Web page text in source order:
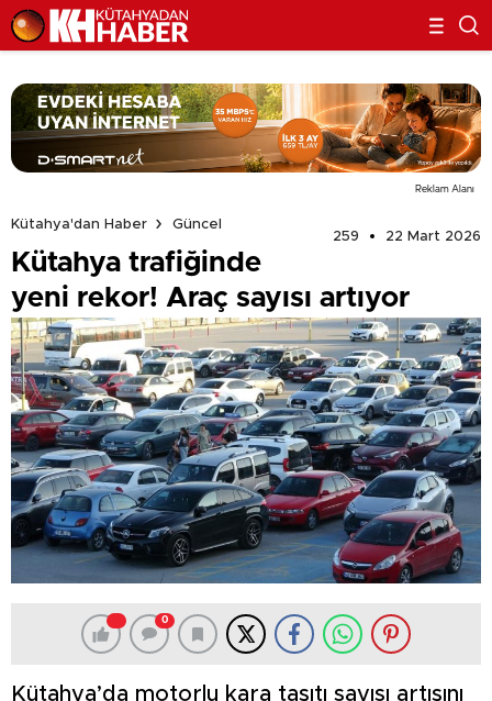
Reklam Alanı
Kütahya'dan Haber
Güncel
259
22 Mart 2026
Kütahya trafiğinde
yeni rekor! Araç sayısı artıyor
0
Kütahya’da motorlu kara taşıtı sayısı artışını